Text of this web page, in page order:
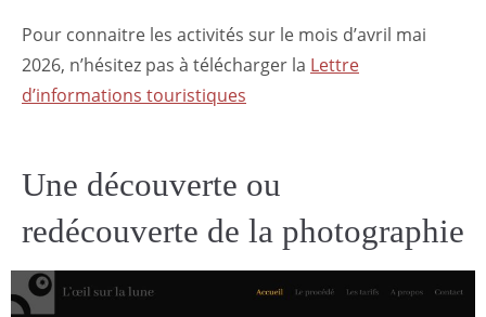
Pour connaitre les activités sur le mois d’avril mai
2026, n’hésitez pas à télécharger la Lettre
d’informations touristiques
Une découverte ou
redécouverte de la photographie